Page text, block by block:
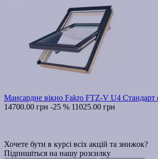
Мансардне вікно Fakro FTZ-V U4 Стандарт
14700.00 грн -25 % 11025.00 грн
Хочете бути в курсі всіх акцій та знижок?
Підпишіться на нашу розсилку